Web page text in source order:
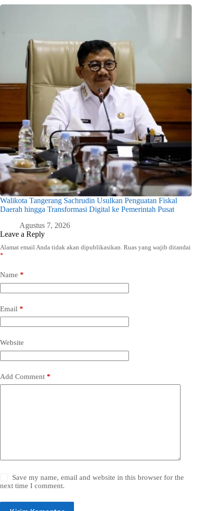
Walikota Tangerang Sachrudin Usulkan Penguatan Fiskal
Daerah hingga Transformasi Digital ke Pemerintah Pusat
Agustus 7, 2026
Leave a Reply
Alamat email Anda tidak akan dipublikasikan. Ruas yang wajib ditandai
*
Name *
Email *
Website
Add Comment *
Save my name, email and website in this browser for the
next time I comment.